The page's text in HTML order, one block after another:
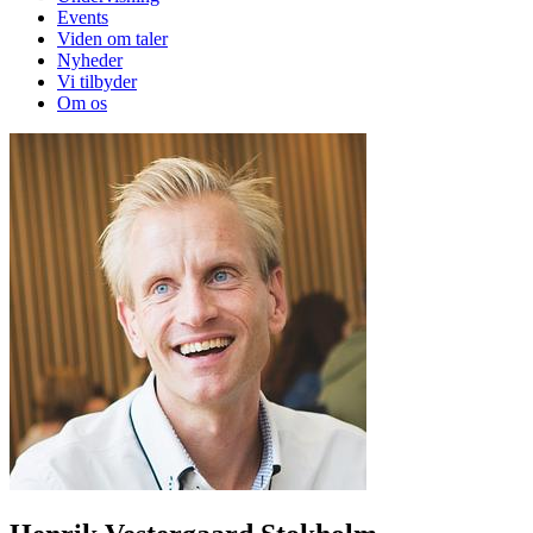
Events
Viden om taler
Nyheder
Vi tilbyder
Om os